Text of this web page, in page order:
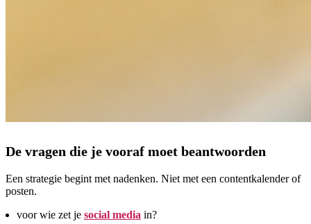
De vragen die je vooraf moet beantwoorden
Een strategie begint met nadenken. Niet met een contentkalender of
posten.
voor wie zet je social media in?